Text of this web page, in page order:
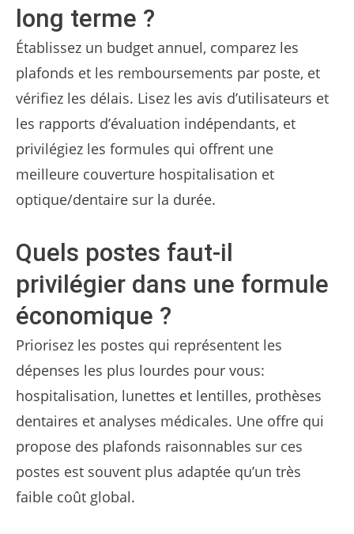
long terme ?
Établissez un budget annuel, comparez les
plafonds et les remboursements par poste, et
vérifiez les délais. Lisez les avis d’utilisateurs et
les rapports d’évaluation indépendants, et
privilégiez les formules qui offrent une
meilleure couverture hospitalisation et
optique/dentaire sur la durée.
Quels postes faut-il
privilégier dans une formule
économique ?
Priorisez les postes qui représentent les
dépenses les plus lourdes pour vous:
hospitalisation, lunettes et lentilles, prothèses
dentaires et analyses médicales. Une offre qui
propose des plafonds raisonnables sur ces
postes est souvent plus adaptée qu’un très
faible coût global.